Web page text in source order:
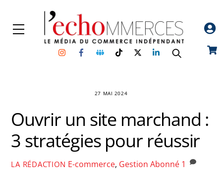
content
Menu
InstagramFacebookGroupe
Facebook
TikTokTwitterLinkedin
27 MAI 2024
Ouvrir un site marchand :
3 stratégies pour réussir
LA RÉDACTION E-commerce, Gestion Abonné 1